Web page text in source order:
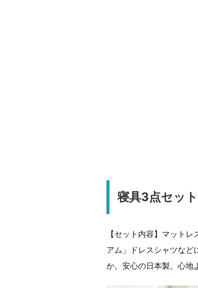
寝具3点セッ
【セット内容】マット
アム」ドレスシャツなど
か。安心の日本製。心地